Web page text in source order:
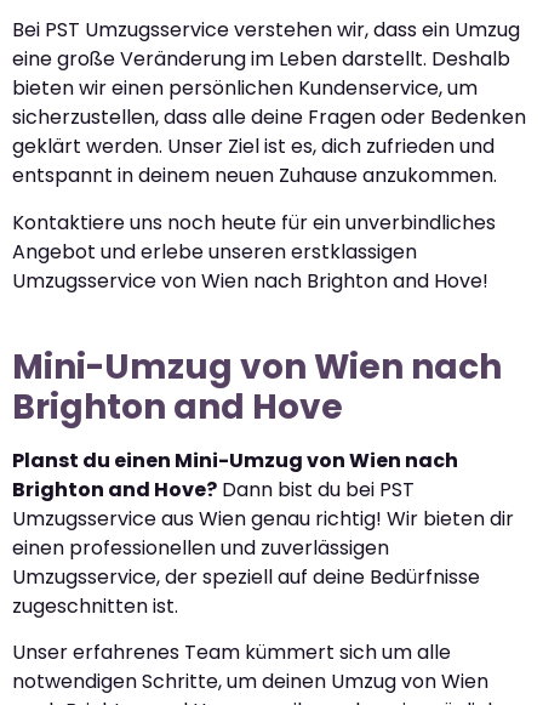
Bei PST Umzugsservice verstehen wir, dass ein Umzug
eine große Veränderung im Leben darstellt. Deshalb
bieten wir einen persönlichen Kundenservice, um
sicherzustellen, dass alle deine Fragen oder Bedenken
geklärt werden. Unser Ziel ist es, dich zufrieden und
entspannt in deinem neuen Zuhause anzukommen.
Kontaktiere uns noch heute für ein unverbindliches
Angebot und erlebe unseren erstklassigen
Umzugsservice von Wien nach Brighton and Hove!
Mini-Umzug von Wien nach
Brighton and Hove
Planst du einen Mini-Umzug von Wien nach
Brighton and Hove? Dann bist du bei PST
Umzugsservice aus Wien genau richtig! Wir bieten dir
einen professionellen und zuverlässigen
Umzugsservice, der speziell auf deine Bedürfnisse
zugeschnitten ist.
Unser erfahrenes Team kümmert sich um alle
notwendigen Schritte, um deinen Umzug von Wien